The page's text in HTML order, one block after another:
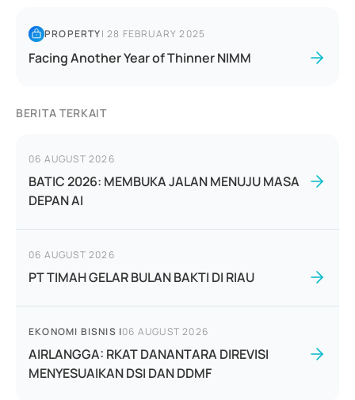
PROPERTY|28 FEBRUARY 2025
Facing Another Year of Thinner NIMM
BERITA TERKAIT
06 AUGUST 2026
BATIC 2026: MEMBUKA JALAN MENUJU MASA
DEPAN AI
06 AUGUST 2026
PT TIMAH GELAR BULAN BAKTI DI RIAU
EKONOMI BISNIS |06 AUGUST 2026
AIRLANGGA: RKAT DANANTARA DIREVISI
MENYESUAIKAN DSI DAN DDMF